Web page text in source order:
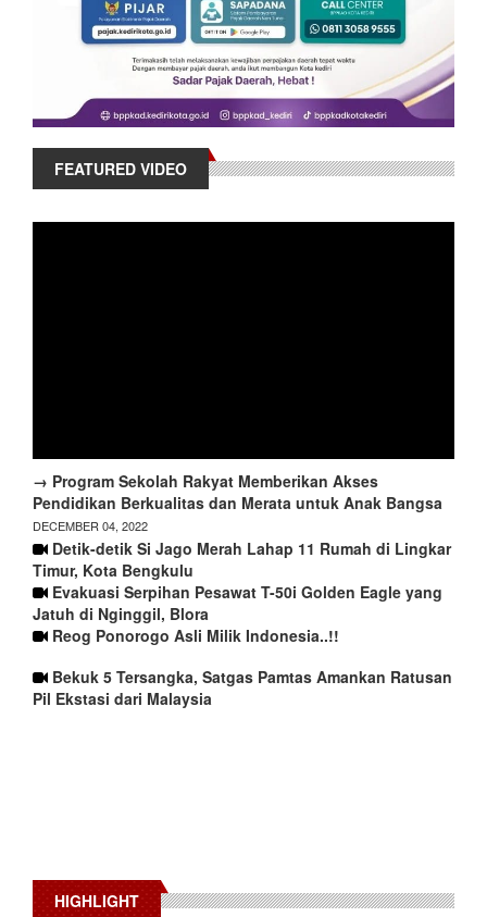
FEATURED VIDEO
→ Program Sekolah Rakyat Memberikan Akses
Pendidikan Berkualitas dan Merata untuk Anak Bangsa
DECEMBER 04, 2022
Detik-detik Si Jago Merah Lahap 11 Rumah di Lingkar
Timur, Kota Bengkulu
Evakuasi Serpihan Pesawat T-50i Golden Eagle yang
Jatuh di Nginggil, Blora
Reog Ponorogo Asli Milik Indonesia..!!
Bekuk 5 Tersangka, Satgas Pamtas Amankan Ratusan
Pil Ekstasi dari Malaysia
HIGHLIGHT